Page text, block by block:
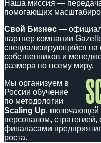
Наша миссия — передача
помогающих
Свой Бизнес —
партнер компании
специализирующийся на
собственников и
размера по всему миру.
Мы организуем в
России обучение
по методологии
Scaling Up, включающей
персоналом,
финанасами
роста.